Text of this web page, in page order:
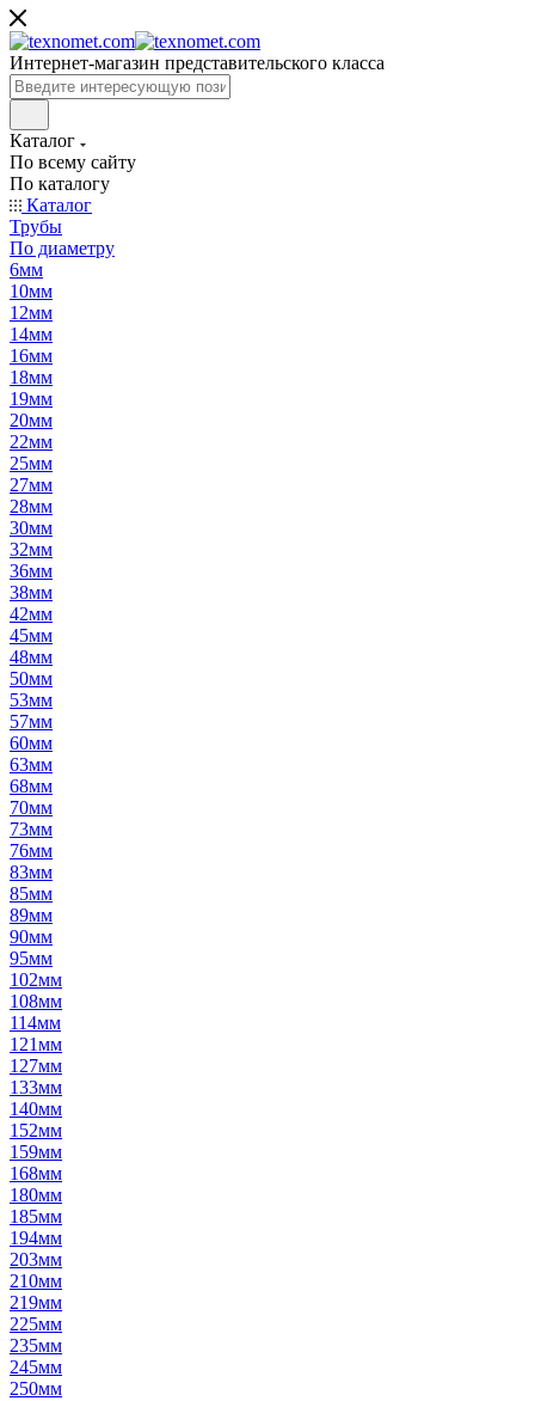
Интернет-магазин представительского класса
Каталог
По всему сайту
По каталогу
Каталог
Трубы
По диаметру
6мм
10мм
12мм
14мм
16мм
18мм
19мм
20мм
22мм
25мм
27мм
28мм
30мм
32мм
36мм
38мм
42мм
45мм
48мм
50мм
53мм
57мм
60мм
63мм
68мм
70мм
73мм
76мм
83мм
85мм
89мм
90мм
95мм
102мм
108мм
114мм
121мм
127мм
133мм
140мм
152мм
159мм
168мм
180мм
185мм
194мм
203мм
210мм
219мм
225мм
235мм
245мм
250мм